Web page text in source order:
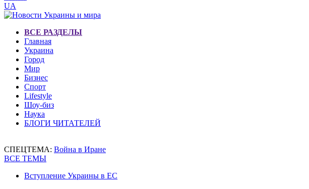
UA
ВСЕ РАЗДЕЛЫ
Главная
Украина
Город
Мир
Бизнес
Спорт
Lifestyle
Шоу-биз
Наука
БЛОГИ ЧИТАТЕЛЕЙ
СПЕЦТЕМА: Война в Иране
ВСЕ ТЕМЫ
Вступление Украины в ЕС